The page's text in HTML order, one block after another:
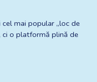
mai popular „loc de
o platformă plină de